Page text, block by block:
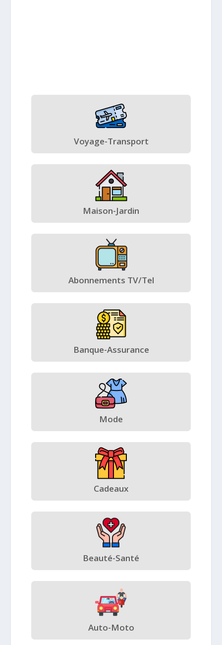
Voyage-Transport
Maison-Jardin
Abonnements TV/Tel
Banque-Assurance
Mode
Cadeaux
Beauté-Santé
Auto-Moto